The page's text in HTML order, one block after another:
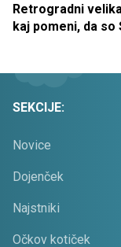
Retrogradni
kaj pomeni, da
SEKCIJE:
Novice
Dojenček
Najstniki
Očkov kotiček